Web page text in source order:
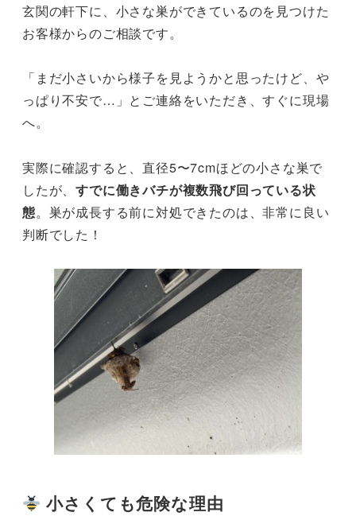
玄関の軒下に、小さな巣ができているのを見つけた
お客様からのご相談です。
「まだ小さいから様子を見ようかと思ったけど、や
っぱり不安で…」とご連絡をいただき、すぐに現場
へ。
実際に確認すると、直径5〜7cmほどの小さな巣で
したが、すでに働きバチが複数飛び回っている状
態。巣が成長する前に対処できたのは、非常に良い
判断でした！
小さくても危険な理由